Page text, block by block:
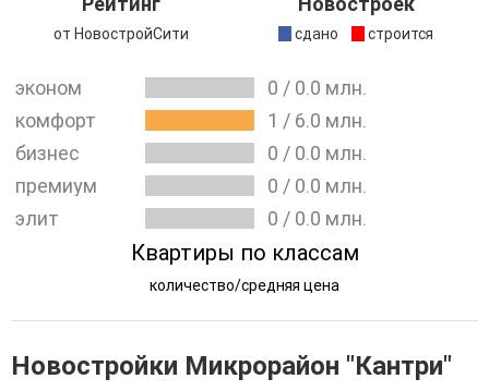
от НовостройСити сдано строится
эконом 0 / 0.0 млн.
комфорт
1 / 6.0 млн.
бизнес
0 / 0.0 млн.
премиум
0 / 0.0 млн.
элит
0 / 0.0 млн.
Квартиры по классам
количество/средняя цена
Новостройки Микрорайон "Кантри"